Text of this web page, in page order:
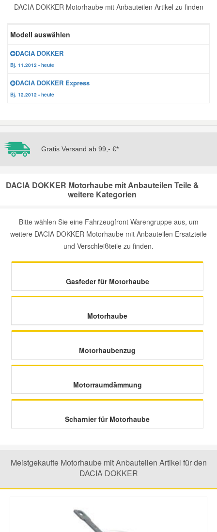
DACIA DOKKER Motorhaube mit Anbauteilen Artikel zu finden
Modell auswählen
DACIA DOKKER
Bj. 11.2012 - heute
DACIA DOKKER Express
Bj. 12.2012 - heute
Gratis Versand ab 99,- €*
DACIA DOKKER Motorhaube mit Anbauteilen Teile &
weitere Kategorien
Bitte wählen Sie eine Fahrzeugfront Warengruppe aus, um
weitere DACIA DOKKER Motorhaube mit Anbauteilen Ersatzteile
und Verschleißteile zu finden.
Gasfeder für Motorhaube
Motorhaube
Motorhaubenzug
Motorraumdämmung
Scharnier für Motorhaube
Meistgekaufte Motorhaube mit Anbauteilen Artikel für den
DACIA DOKKER
Winter-Autozubehör
Hyundai Ersatzteile
Jeep Ersatzteile
Kia Ersatzteile
Mazda Ersatzteile
Mercedes Ersatzteile
Mini Ersatzteile
Mitsubishi Ersatzteile
Nissan Ersatzteile
Smart Ersatzteile
Suzuki Ersatzteile
Toyota Ersatzteile